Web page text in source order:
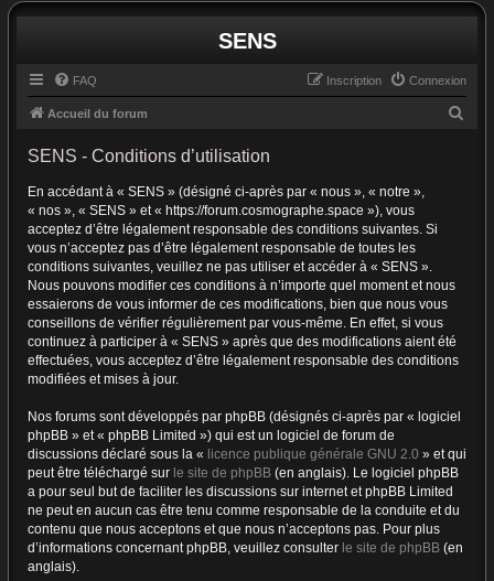
SENS
FAQ Connexion
Inscription
Accueil du forum
SENS - Conditions d’utilisation
En accédant à « SENS » (désigné ci-après par « nous », « notre »,
« nos », « SENS » et « https://forum.cosmographe.space »), vous
acceptez d’être légalement responsable des conditions suivantes. Si
vous n’acceptez pas d’être légalement responsable de toutes les
conditions suivantes, veuillez ne pas utiliser et accéder à « SENS ».
Nous pouvons modifier ces conditions à n’importe quel moment et nous
essaierons de vous informer de ces modifications, bien que nous vous
conseillons de vérifier régulièrement par vous-même. En effet, si vous
continuez à participer à « SENS » après que des modifications aient été
effectuées, vous acceptez d’être légalement responsable des conditions
modifiées et mises à jour.
Nos forums sont développés par phpBB (désignés ci-après par « logiciel
phpBB » et « phpBB Limited ») qui est un logiciel de forum de
discussions déclaré sous la « licence publique générale GNU 2.0 » et qui
peut être téléchargé sur le site de phpBB (en anglais). Le logiciel phpBB
a pour seul but de faciliter les discussions sur internet et phpBB Limited
ne peut en aucun cas être tenu comme responsable de la conduite et du
contenu que nous acceptons et que nous n’acceptons pas. Pour plus
d’informations concernant phpBB, veuillez consulter le site de phpBB (en
anglais).